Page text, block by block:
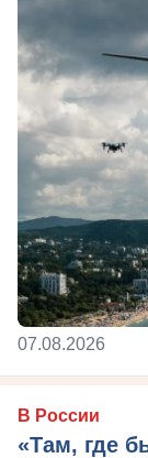
07.08.2026
В России
«Там, где